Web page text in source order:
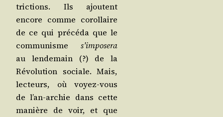
tric­tions. Ils ajoutent
encore comme corol­laire
de ce qui pré­cé­da que le
com­mu­nisme s’im­po­se­ra
au len­de­main (?) de la
Révo­lu­tion sociale. Mais,
lec­teurs, où voyez-vous
de l’an-archie dans cette
manière de voir, et que